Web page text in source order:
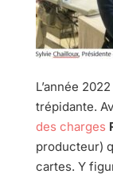
L’année
trépidante.
des charges
producteur)
cartes. Y